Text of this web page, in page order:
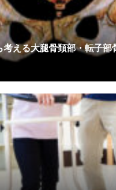
考える大腿骨頚部・転子部